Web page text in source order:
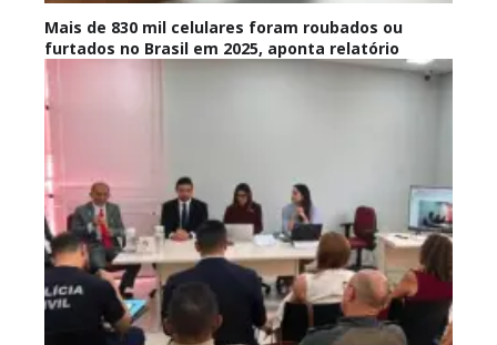
Mais de 830 mil celulares foram roubados ou
furtados no Brasil em 2025, aponta relatório